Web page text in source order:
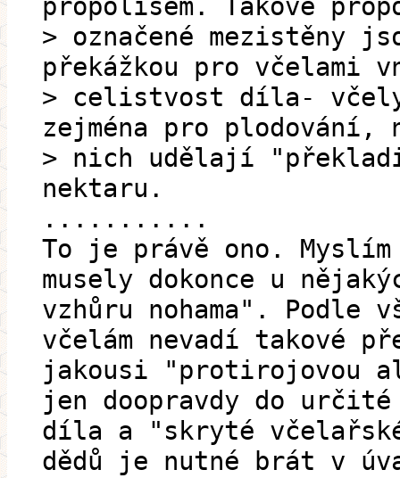
propolisem. Takové
> označené mezistěny
překážkou pro včelami
> celistvost díla-
zejména pro plodování,
> nich udělají
nektaru.
...........
To je právě ono.
musely dokonce u
vzhůru nohama". Podle
včelám nevadí takové
jakousi "protirojovou
jen doopravdy do
díla a "skryté
dědů je nutné brát v